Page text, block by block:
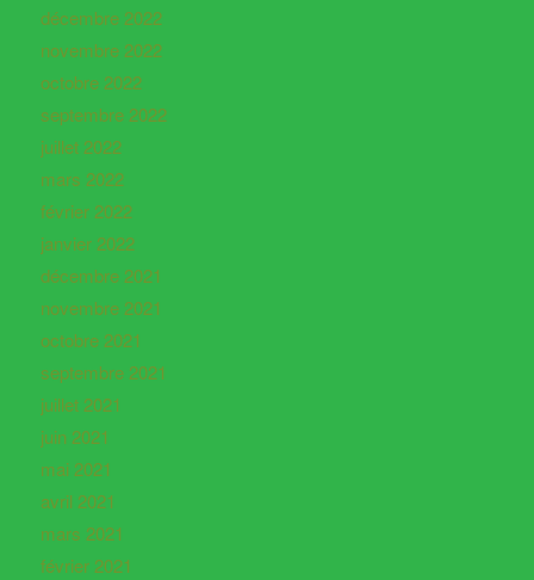
décembre 2022
novembre 2022
octobre 2022
septembre 2022
juillet 2022
mars 2022
février 2022
janvier 2022
décembre 2021
novembre 2021
octobre 2021
septembre 2021
juillet 2021
juin 2021
mai 2021
avril 2021
mars 2021
février 2021